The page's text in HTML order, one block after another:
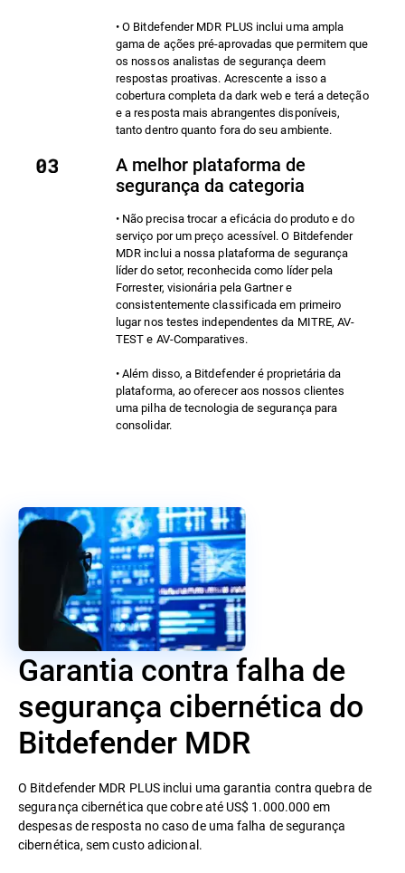
• O Bitdefender MDR PLUS inclui uma ampla
gama de ações pré-aprovadas que permitem que
os nossos analistas de segurança deem
respostas proativas. Acrescente a isso a
cobertura completa da dark web e terá a deteção
e a resposta mais abrangentes disponíveis,
tanto dentro quanto fora do seu ambiente.
A melhor plataforma de
segurança da categoria
• Não precisa trocar a eficácia do produto e do
serviço por um preço acessível. O Bitdefender
MDR inclui a nossa plataforma de segurança
líder do setor, reconhecida como líder pela
Forrester, visionária pela Gartner e
consistentemente classificada em primeiro
lugar nos testes independentes da MITRE, AV-
TEST e AV-Comparatives.
• Além disso, a Bitdefender é proprietária da
plataforma, ao oferecer aos nossos clientes
uma pilha de tecnologia de segurança para
consolidar.
Garantia contra falha de
segurança cibernética do
Bitdefender MDR
O Bitdefender MDR PLUS inclui uma garantia contra quebra de
segurança cibernética que cobre até US$ 1.000.000 em
despesas de resposta no caso de uma falha de segurança
cibernética, sem custo adicional.